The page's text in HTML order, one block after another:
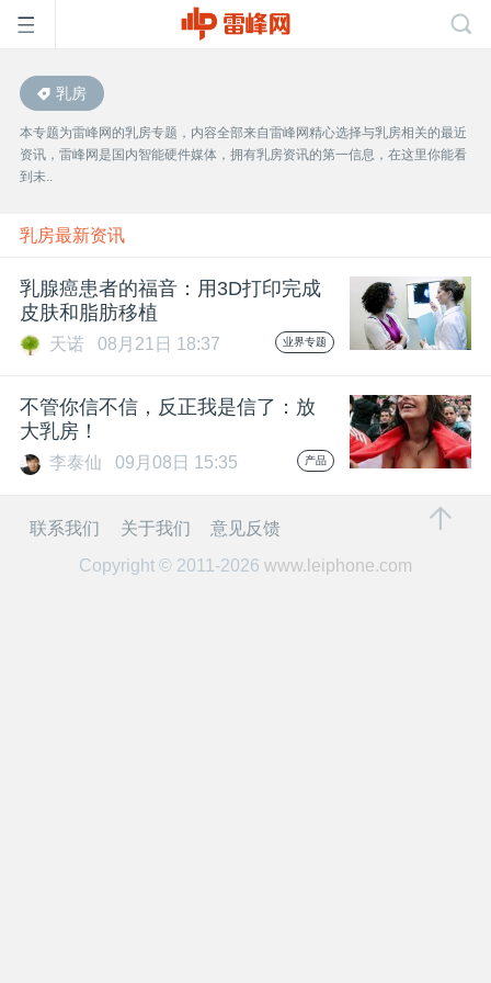
首
页
雷
峰
公
课
乳房
本专题为雷峰网的乳房专题，内容全部来自雷峰网精心选择与乳房相关的最近
资讯，雷峰网是国内智能硬件媒体，拥有乳房资讯的第一信息，在这里你能看
到未..
乳房最新资讯
乳腺癌患者的福音：用3D打印完成
皮肤和脂肪移植
天诺 08月21日 18:37 业界专题
不管你信不信，反正我是信了：放
大乳房！
李泰仙 09月08日 15:35 产品
联系我们 关于我们
意见反馈
Copyright © 2011-2026 www.leiphone.com